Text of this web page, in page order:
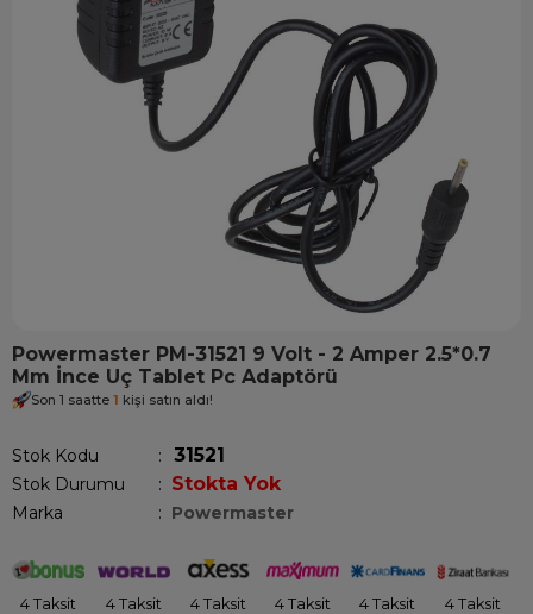
Powermaster PM-31521 9 Volt - 2 Amper 2.5*0.7
Mm İnce Uç Tablet Pc Adaptörü
Son 1 saatte 1 kişi satın aldı!
Stok Kodu 31521
Stok Durumu : Stokta Yok
Marka : Powermaster
4 Taksit 4 Taksit 4 Taksit 4 Taksit 4 Taksit 4 Taksit